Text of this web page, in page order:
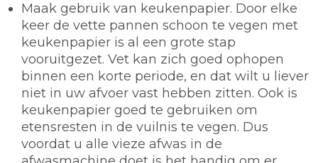
Maak gebruik van keukenpapier. Door elke
keer de vette pannen schoon te vegen met
keukenpapier is al een grote stap
vooruitgezet. Vet kan zich goed ophopen
binnen een korte periode, en dat wilt u liever
niet in uw afvoer vast hebben zitten. Ook is
keukenpapier goed te gebruiken om
etensresten in de vuilnis te vegen. Dus
voordat u alle vieze afwas in de